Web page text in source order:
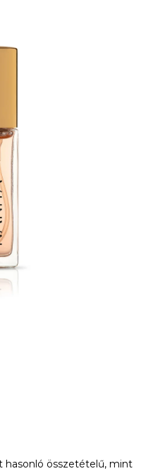
hasonló összetételű, mint